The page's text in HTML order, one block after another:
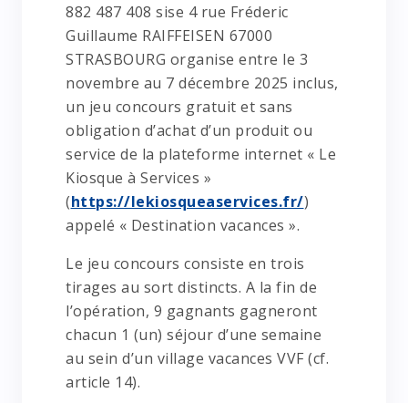
882 487 408 sise 4 rue Fréderic
Guillaume RAIFFEISEN 67000
STRASBOURG organise entre le 3
novembre au 7 décembre 2025 inclus,
un jeu concours gratuit et sans
obligation d’achat d’un produit ou
service de la plateforme internet « Le
Kiosque à Services »
(https://lekiosqueaservices.fr/)
appelé « Destination vacances ».
Le jeu concours consiste en trois
tirages au sort distincts. A la fin de
l’opération, 9 gagnants gagneront
chacun 1 (un) séjour d’une semaine
au sein d’un village vacances VVF (cf.
article 14).